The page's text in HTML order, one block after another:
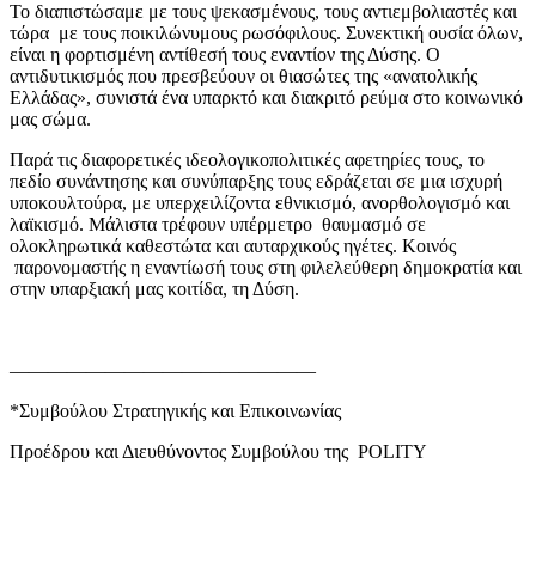
Το διαπιστώσαμε με τους ψεκασμένους, τους αντιεμβολιαστές και
τώρα με τους ποικιλώνυμους ρωσόφιλους. Συνεκτική ουσία όλων,
είναι η φορτισμένη αντίθεσή τους εναντίον της Δύσης. Ο
αντιδυτικισμός που πρεσβεύουν οι θιασώτες της «ανατολικής
Ελλάδας», συνιστά ένα υπαρκτό και διακριτό ρεύμα στο κοινωνικό
μας σώμα.
Παρά τις διαφορετικές ιδεολογικοπολιτικές αφετηρίες τους, το
πεδίο συνάντησης και συνύπαρξης τους εδράζεται σε μια ισχυρή
υποκουλτούρα, με υπερχειλίζοντα εθνικισμό, ανορθολογισμό και
λαϊκισμό. Μάλιστα τρέφουν υπέρμετρο θαυμασμό σε
ολοκληρωτικά καθεστώτα και αυταρχικούς ηγέτες. Κοινός
παρονομαστής η εναντίωσή τους στη φιλελεύθερη δημοκρατία και
στην υπαρξιακή μας κοιτίδα, τη Δύση.
————————————————
*Συμβούλου Στρατηγικής και Επικοινωνίας
Προέδρου και Διευθύνοντος Συμβούλου της POLITY